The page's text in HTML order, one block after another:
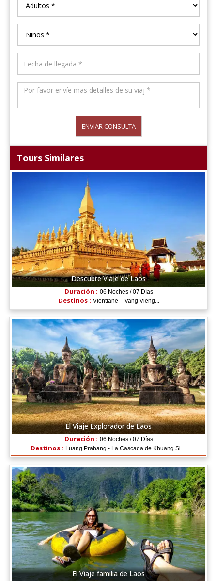
ENVIAR CONSULTA
Tours Similares
Descubre Viaje de Laos
Duración : 06 Noches / 07 Días
Destinos : Vientiane – Vang Vieng...
El Viaje Explorador de Laos
Duración : 06 Noches / 07 Días
Destinos : Luang Prabang - La Cascada de Khuang Si ...
El Viaje familia de Laos